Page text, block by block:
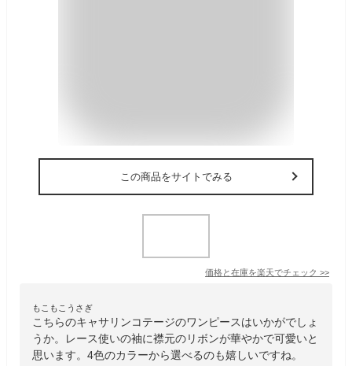
この商品をサイトでみる
価格と在庫を楽天でチェック >>
もこもこうさぎ
こちらのキャサリンコテージのワンピースはいかがでしょ
うか。レース使いの袖に襟元のリボンが華やかで可愛いと
思います。4色のカラーから選べるのも嬉しいですね。